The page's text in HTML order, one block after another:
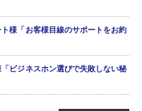
様「お客様目線のサポートをお約
ビジネスホン選びで失敗しない秘